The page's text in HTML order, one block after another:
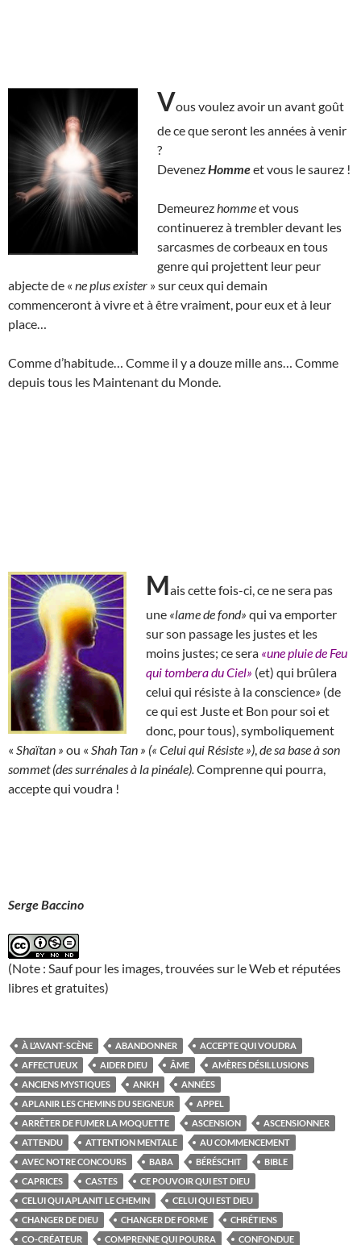
Vous voulez avoir un avant goût
de ce que seront les années à venir
?
DevenezHommeet vous le saurez !
Demeurez hommeet vous
continuerez à trembler devant les
sarcasmes de corbeaux en tous
genre qui projettent leur peur
abjecte de « ne plus exister » sur ceux qui demain
commenceront à vivre et à être vraiment, pour eux et à leur
place…
Comme d’habitude… Comme il y a douze mille ans… Comme
depuis tous les Maintenant du Monde.
Mais cette fois-ci, ce ne sera pas
une «lame de fond» qui va emporter
sur son passage les justes et les
moins justes; ce sera «une pluie de Feu
qui tombera du Ciel» (et) qui brûlera
celui qui résiste à la conscience» (de
ce qui est Juste et Bon pour soi et
donc, pour tous), symboliquement
« Shaïtan » ou « Shah Tan » (« Celui qui Résiste ») de sa base à son
sommet (des surrénales à la pinéale). Comprenne qui pourra,
accepte qui voudra !
Serge Baccino
(Note : Sauf pour les images, trouvées sur le Web et réputées
libres et gratuites)
À L’AVANT-SCÈNE ABANDONNER
ACCEPTE QUI VOUDRA
AFFECTUEUX
AIDER DIEU ÂME
AMÈRES DÉSILLUSIONS
ANCIENS MYSTIQUES
ANKH
ANNÉES
APLANIR LES CHEMINS DU SEIGNEUR
APPEL
ARRÊTER DE FUMER LA MOQUETTE
ASCENSION
ASCENSIONNER
ATTENDU
ATTENTION MENTALE
AU COMMENCEMENT
AVEC NOTRE CONCOURS
BABA BÉRÉSCHIT
BIBLE
CAPRICES
CASTES
CE POUVOIR QUI EST DIEU
CELUI QUI APLANIT LE CHEMIN
CELUI QUI EST DIEU
CHANGER DE DIEU
CHANGER DE FORME
CHRÉTIENS
CO-CRÉATEUR
COMPRENNE QUI POURRA
CONFONDUE